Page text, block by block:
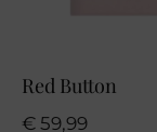
Red Button
€ 59,99